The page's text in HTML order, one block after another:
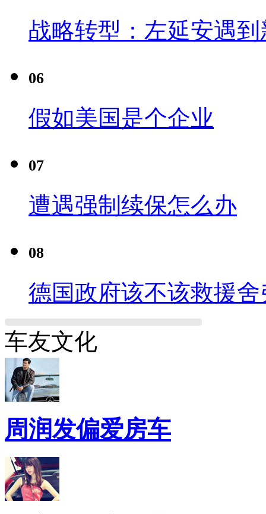
战略转型：左延安遇
06
假如美国是个企业
07
遭遇强制续保怎么办
08
德国政府该不该救援舍
车友文化
周润发偏爱房车